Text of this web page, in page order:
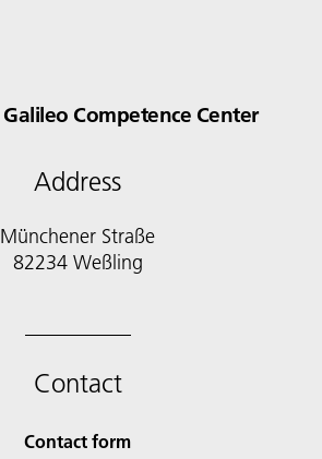
Galileo Competence Center
Address
Münchener Straße
82234 Weßling
Contact
Contact form